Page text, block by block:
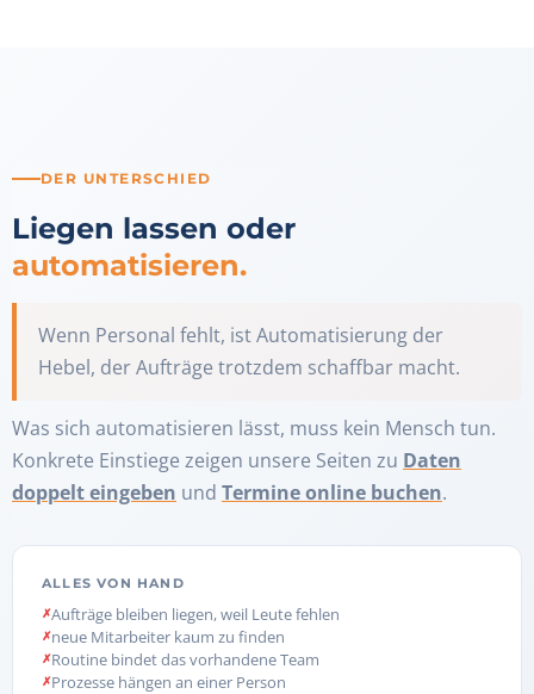
DER UNTERSCHIED
Liegen lassen oder
automatisieren.
Wenn Personal fehlt, ist Automatisierung der
Hebel, der Aufträge trotzdem schaffbar macht.
Was sich automatisieren lässt, muss kein Mensch tun.
Konkrete Einstiege zeigen unsere Seiten zu Daten
doppelt eingeben und Termine online buchen.
ALLES VON HAND
Aufträge bleiben liegen, weil Leute fehlen
neue Mitarbeiter kaum zu finden
Routine bindet das vorhandene Team
Prozesse hängen an einer Person